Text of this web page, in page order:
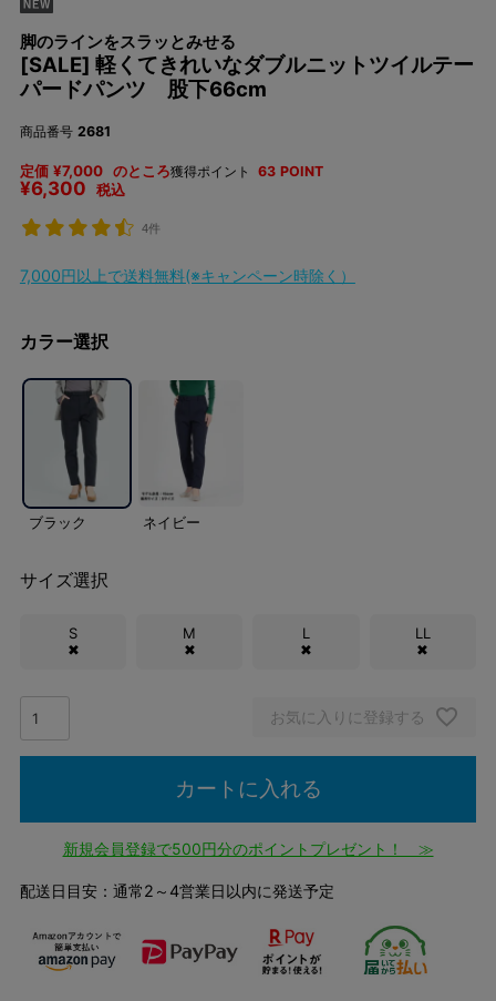
脚のラインをスラッとみせる
[SALE] 軽くてきれいなダブルニットツイルテー
パードパンツ 股下66cm
商品番号 2681
定価 ¥7,000 のところ
¥6,300 税込
獲得ポイント 63 POINT
4件
7,000円以上で送料無料(※キャンペーン時除く）
カラー選択
ブラック ネイビー
サイズ選択
S
✖
M
✖
L
✖
LL
✖
お気に入りに登録する
カートに入れる
新規会員登録で500円分のポイントプレゼント！ ≫
配送日目安：通常2～4営業日以内に発送予定